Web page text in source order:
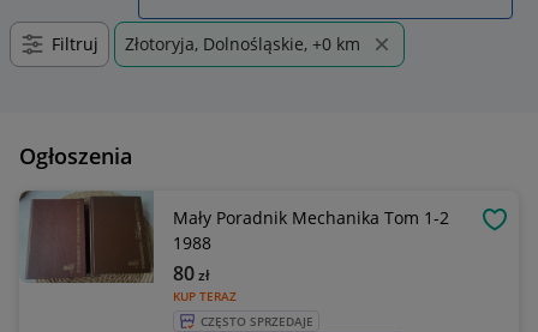
Filtruj Złotoryja, Dolnośląskie, +0 km
Ogłoszenia
Mały Poradnik Mechanika Tom 1-2
1988
KUP TERAZ
80zł
CZĘSTO SPRZEDAJE